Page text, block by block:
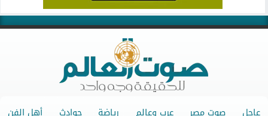
عاجل صوت مصر عرب وعالم رياضة حوادث أهل الفن